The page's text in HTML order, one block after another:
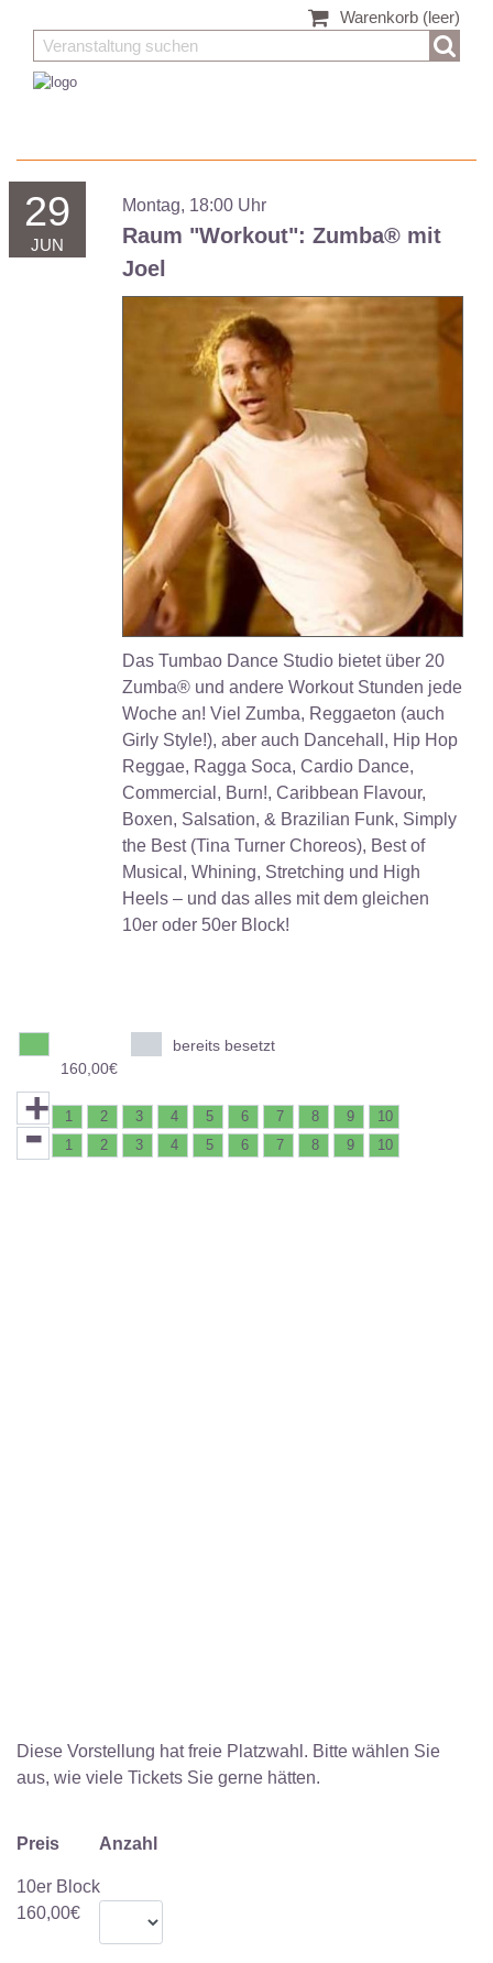
Warenkorb (leer)
29
JUN
Montag, 18:00 Uhr
Raum "Workout": Zumba® mit
Joel
Das Tumbao Dance Studio bietet über 20
Zumba® und andere Workout Stunden jede
Woche an! Viel Zumba, Reggaeton (auch
Girly Style!), aber auch Dancehall, Hip Hop
Reggae, Ragga Soca, Cardio Dance,
Commercial, Burn!, Caribbean Flavour,
Boxen, Salsation, & Brazilian Funk, Simply
the Best (Tina Turner Choreos), Best of
Musical, Whining, Stretching und High
Heels – und das alles mit dem gleichen
10er oder 50er Block!
160,00€
bereits besetzt
+
-
Diese Vorstellung hat freie Platzwahl. Bitte wählen Sie
aus, wie viele Tickets Sie gerne hätten.
Preis Anzahl
10er Block
160,00€